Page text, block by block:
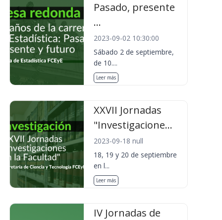
Pasado, presente
...
2023-09-02 10:30:00
Sábado 2 de septiembre,
de 10....
Leer más
XXVII Jornadas
"Investigacione...
2023-09-18 null
18, 19 y 20 de septiembre
en l...
Leer más
IV Jornadas de